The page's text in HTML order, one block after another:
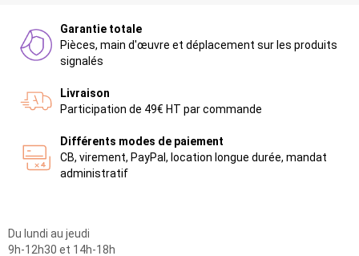
Garantie totale
Pièces, main d'œuvre et déplacement sur les produits
signalés
Livraison
Participation de 49€ HT par commande
Différents modes de paiement
CB, virement, PayPal, location longue durée, mandat
administratif
Du lundi au jeudi
9h-12h30 et 14h-18h